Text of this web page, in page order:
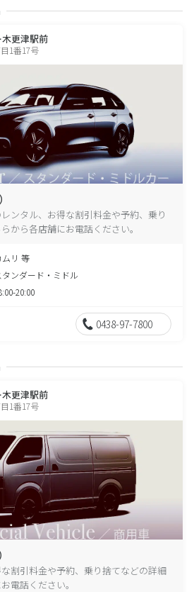
木更津駅前
1番17号
ンタル、お得な割引料金や予約、乗り
から各店舗にお電話ください。
ムリ 等
タンダード・ミドル
20:00
0438-97-7800
木更津駅前
1番17号
割引料金や予約、乗り捨てなどの詳細
電話ください。